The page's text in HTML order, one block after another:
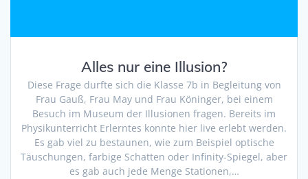
Alles nur eine Illusion?
Diese Frage durfte sich die Klasse 7b in Begleitung von
Frau Gauß, Frau May und Frau Köninger, bei einem
Besuch im Museum der Illusionen fragen. Bereits im
Physikunterricht Erlerntes konnte hier live erlebt werden.
Es gab viel zu bestaunen, wie zum Beispiel optische
Täuschungen, farbige Schatten oder Infinity-Spiegel, aber
es gab auch jede Menge Stationen,…